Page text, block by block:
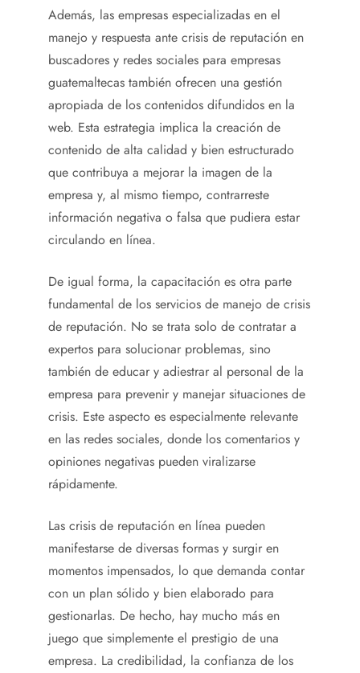
Además, las empresas especializadas en el
manejo y respuesta ante crisis de reputación en
buscadores y redes sociales para empresas
guatemaltecas también ofrecen una gestión
apropiada de los contenidos difundidos en la
web. Esta estrategia implica la creación de
contenido de alta calidad y bien estructurado
que contribuya a mejorar la imagen de la
empresa y, al mismo tiempo, contrarreste
información negativa o falsa que pudiera estar
circulando en línea.
De igual forma, la capacitación es otra parte
fundamental de los servicios de manejo de crisis
de reputación. No se trata solo de contratar a
expertos para solucionar problemas, sino
también de educar y adiestrar al personal de la
empresa para prevenir y manejar situaciones de
crisis. Este aspecto es especialmente relevante
en las redes sociales, donde los comentarios y
opiniones negativas pueden viralizarse
rápidamente.
Las crisis de reputación en línea pueden
manifestarse de diversas formas y surgir en
momentos impensados, lo que demanda contar
con un plan sólido y bien elaborado para
gestionarlas. De hecho, hay mucho más en
juego que simplemente el prestigio de una
empresa. La credibilidad, la confianza de los